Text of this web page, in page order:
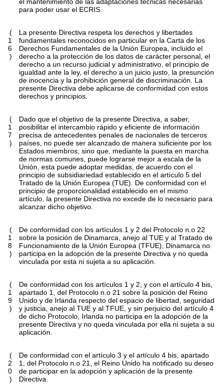
el mantenimiento de las adaptaciones técnicas necesarias
para poder usar el ECRIS.
(
1
6
)
La presente Directiva respeta los derechos y libertades
fundamentales reconocidos en particular en la Carta de los
Derechos Fundamentales de la Unión Europea, incluido el
derecho a la protección de los datos de carácter personal, el
derecho a un recurso judicial y administrativo, el principio de
igualdad ante la ley, el derecho a un juicio justo, la presunción
de inocencia y la prohibición general de discriminación. La
presente Directiva debe aplicarse de conformidad con estos
derechos y principios.
(
1
7
)
Dado que el objetivo de la presente Directiva, a saber,
posibilitar el intercambio rápido y eficiente de información
precisa de antecedentes penales de nacionales de terceros
países, no puede ser alcanzado de manera suficiente por los
Estados miembros, sino que, mediante la puesta en marcha
de normas comunes, puede lograrse mejor a escala de la
Unión, esta puede adoptar medidas, de acuerdo con el
principio de subsidiariedad establecido en el artículo 5 del
Tratado de la Unión Europea (TUE). De conformidad con el
principio de proporcionalidad establecido en el mismo
artículo, la presente Directiva no excede de lo necesario para
alcanzar dicho objetivo.
(
1
8
)
De conformidad con los artículos 1 y 2 del Protocolo n.o 22
sobre la posición de Dinamarca, anejo al TUE y al Tratado de
Funcionamiento de la Unión Europea (TFUE), Dinamarca no
participa en la adopción de la presente Directiva y no queda
vinculada por esta ni sujeta a su aplicación.
(
1
9
)
De conformidad con los artículos 1 y 2, y con el artículo 4 bis,
apartado 1, del Protocolo n.o 21 sobre la posición del Reino
Unido y de Irlanda respecto del espacio de libertad, seguridad
y justicia, anejo al TUE y al TFUE, y sin perjuicio del artículo 4
de dicho Protocolo, Irlanda no participa en la adopción de la
presente Directiva y no queda vinculada por ella ni sujeta a su
aplicación.
(
2
0
)
De conformidad con el artículo 3 y el artículo 4 bis, apartado
1, del Protocolo n.o 21, el Reino Unido ha notificado su deseo
de participar en la adopción y aplicación de la presente
Directiva.